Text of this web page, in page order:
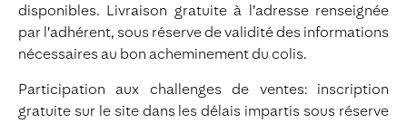
disponibles. Livraison gratuite à l’adresse renseignée
par l’adhérent, sous réserve de validité des informations
nécessaires au bon acheminement du colis.
Participation aux challenges de ventes: inscription
gratuite sur le site dans les délais impartis sous réserve